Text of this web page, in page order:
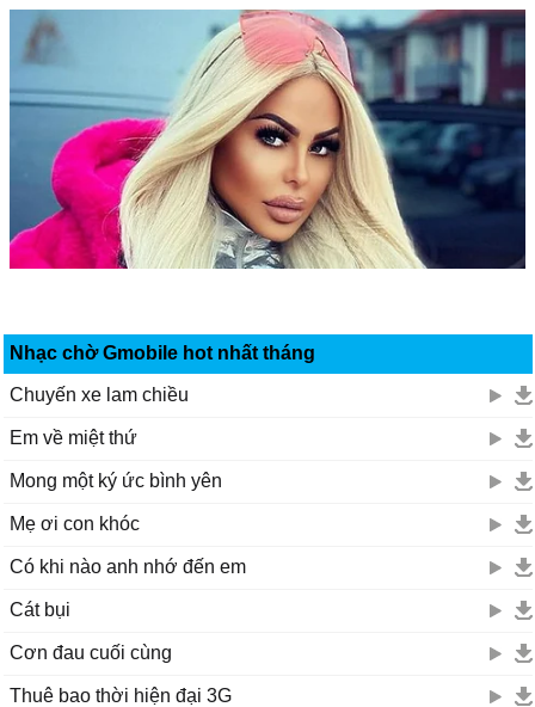
Nhạc chờ Gmobile hot nhất tháng
Chuyến xe lam chiều
Em về miệt thứ
Mong một ký ức bình yên
Mẹ ơi con khóc
Có khi nào anh nhớ đến em
Cát bụi
Cơn đau cuối cùng
Thuê bao thời hiện đại 3G